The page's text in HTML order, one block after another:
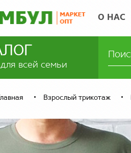
О НАС
для всей семьи
Главная Взрослый трикотаж